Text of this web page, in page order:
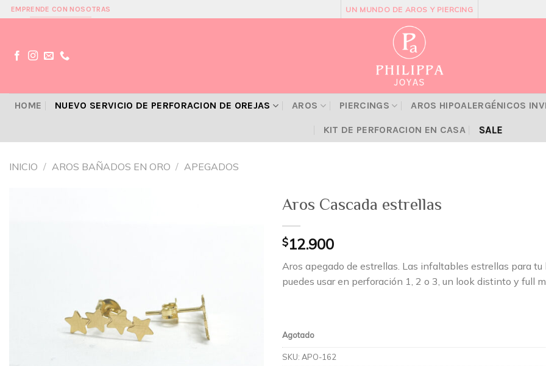
Skip
EMPRENDE CON NOSOTRAS UN MUNDO DE AROS Y PIERCING
HOME NUEVO SERVICIO DE PERFORACION DE OREJAS AROS PIERCINGS AROS HIPOALERGÉNICOS
KIT DE PERFORACION EN CASA SALE
INICIO / AROS BAÑADOS EN ORO / APEGADOS
Aros Cascada estrellas
$12.900
Aros apegado de estrellas. Las infaltables estrellas para
puedes usar en perforación 1, 2 o 3, un look distinto y full
Agotado
SKU: APO-162